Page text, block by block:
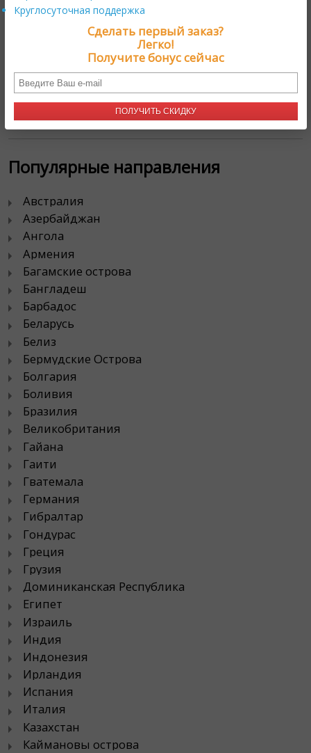
Контакты
111024, г. Москва,
проезд Энтузиастов, д. 19А
тел. 8 800 333 4924
Популярные направления
Австралия
Азербайджан
Ангола
Армения
Багамские острова
Бангладеш
Барбадос
Беларусь
Белиз
Бермудские Острова
Болгария
Боливия
Бразилия
Великобритания
Гайана
Гаити
Гватемала
Германия
Гибралтар
Гондурас
Греция
Грузия
Доминиканская Республика
Египет
Израиль
Индия
Индонезия
Ирландия
Испания
Италия
Казахстан
Каймановы острова
Круглосуточная поддержка
Сделать первый заказ?
Легко!
Получите бонус сейчас
ПОЛУЧИТЬ СКИДКУ